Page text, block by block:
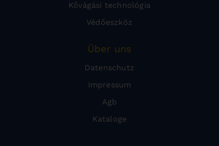
Kővágási technológia
Védőeszköz
Über uns
Datenschutz
Impressum
Agb
Kataloge